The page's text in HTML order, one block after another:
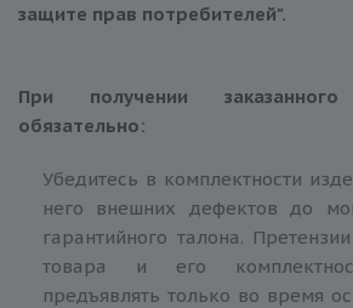
защите прав потребителей".
При получении
обязательно:
Убедитесь в комплектности
него внешних дефектов до
гарантийного талона.
товара и его
предъявлять только во время